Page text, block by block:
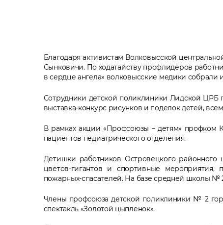
Благодаря активистам Волковысской
Сынковичи. По ходатайству профлидеров
в сердце ангела» волковысские медики
Сотрудники детской поликлиники Лидской ЦРБ
выставка-конкурс рисунков и поделок детей,
В рамках акции «Профсоюзы – детям» профком
пациентов педиатрического отделения.
Детишки работников Островецкого
цветов-гигантов и спортивные мероприятия,
пожарных-спасателей. На базе средней школы №
Члены профсоюза детской поликлиники № 2
спектакль «Золотой цыпленок».